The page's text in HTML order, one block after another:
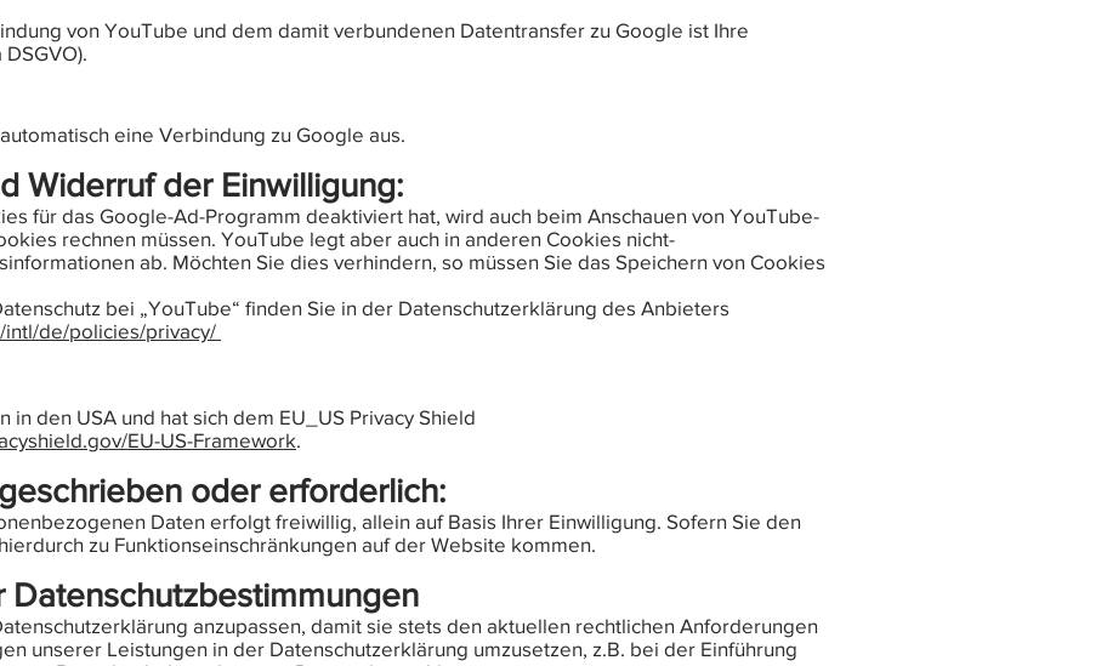
von YouTube und dem damit verbundenen Datentransfer zu Google ist Ihre
eine Verbindung zu Google aus.
Widerruf der Einwilligung:
für das Google-Ad-Programm deaktiviert hat, wird auch beim Anschauen von YouTube-
rechnen müssen. YouTube legt aber auch in anderen Cookies nicht-
ab. Möchten Sie dies verhindern, so müssen Sie das Speichern von Cookies
bei „YouTube“ finden Sie in der Datenschutzerklärung des Anbieters
de/policies/privacy/
den USA und hat sich dem EU_US Privacy Shield
EU-US-Framework.
oder erforderlich:
Daten erfolgt freiwillig, allein auf Basis Ihrer Einwilligung. Sofern Sie den
zu Funktionseinschränkungen auf der Website kommen.
Datenschutzbestimmungen
anzupassen, damit sie stets den aktuellen rechtlichen Anforderungen
unserer Leistungen in der Datenschutzerklärung umzusetzen, z.B. bei der Einführung